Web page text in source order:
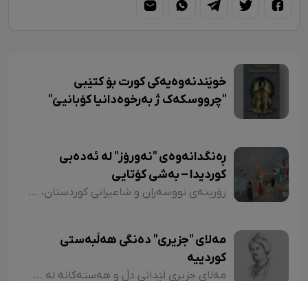
خوێندنەوەیەکی کورت بۆ کتێبی
"چرووسکەک ژ بەرخوەدانیا کۆبانیێ"
ڕەنگدانەوەی "نەورۆز" لە ئەدەبی
کوردیدا – بەشی کۆتایی
زۆرینەی نووسەران و شاعیرانی کوردستان، لە شیعر و دەقەکانیاندا بە شێوازی جۆراوجۆر باسی نەورۆزیان کردووە کە لەبەر نەبوونی مەجال تەنیا ئاماژەمان بە چەند شاعیر و چەند نموونە شیعر کرد. پێم خۆشە لە کۆتاییشدا ئاماژە بەوە بکەم کە شاعیران "موخلیس، عەونی، هەژار، زاری، عەلی حەسەنیانی، ژیلا حسەینی، محەممەد ساڵح دیلان، ئەسیری، ناسر ئاغابرا، جەلال مەلەکشا، شێرکۆ بێکەس و عەبدوڵڵا پەشێو و..." لە چەندین شیعریاندا باسی "نەورۆز"یان کردووە و لەسەر کوردستانیبوونی نەورۆز جەختیان کردووەتەوە.
مەلای "جزیری" دەنگی هەڵبەستی
کوردییە
مەلای جزیری لێدانی دڵ و هەستەکانە لە شیعری کلاسیکدا. مەلای جزیری ساڵی ١٥٦٥ لە جزیری بۆتان لەدایک بووە. ناوی "ئەحمەد"ە و لە شیعردا نازناوی "نیشانی، مەلێ و مەلا"یە و لە سەدەی ١٧دا ژیاوە. مەلا ئەحمەد جزیری لەسەر دەستی باوکی (شێخ محەممەد) دەستی بە خوێندن کردووە و لە مەدرەسەی "هەکاری و عیمادی" درێژەی بە خوێندن داوە.